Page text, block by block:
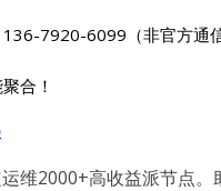
7920-6099（非官方通
合！
维2000+高收益派节点